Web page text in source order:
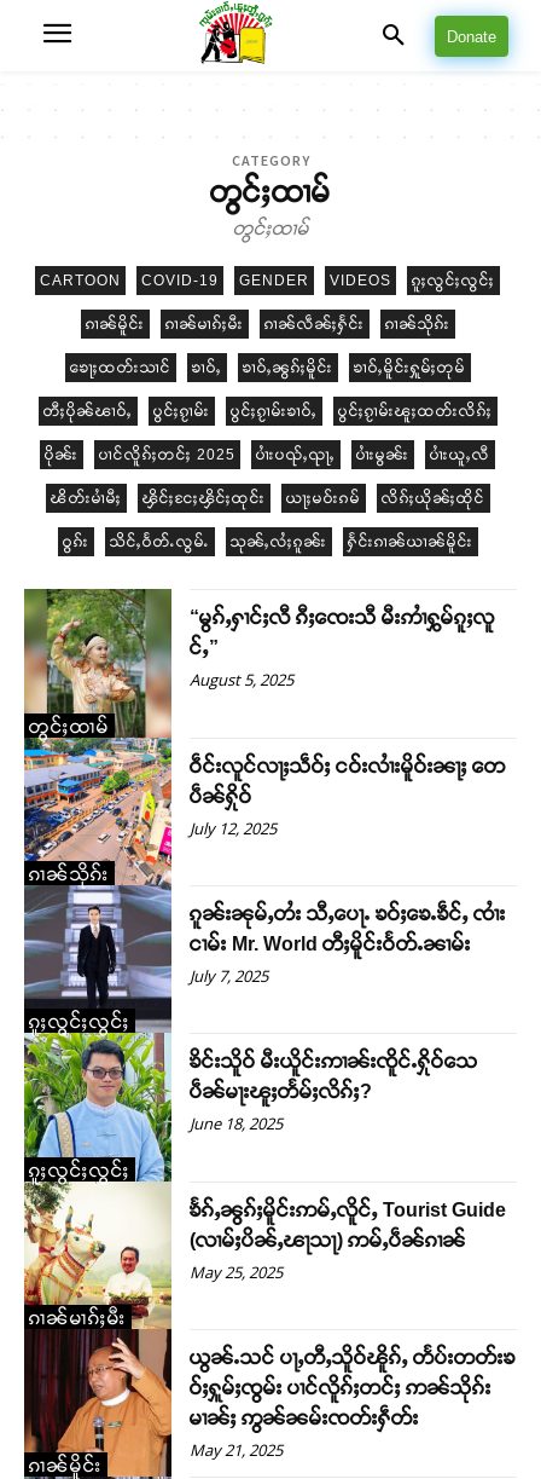
Donate
CATEGORY
တွင်ႈထၢမ်
တွင်ႈထၢမ်
CARTOON COVID-19 GENDER VIDEOS ၵူႈလွင်ႈလွင်ႈ
ၵၢၼ်မိူင်း ၵၢၼ်မၢၵ်ႈမီး ၵၢၼ်လဵၼ်ႈႁႅင်း ၵၢၼ်သိုၵ်း
ၶေႃႈထတ်းသၢင် ၶၢဝ်ႇ ၶၢဝ်ႇၼွၵ်ႈမိူင်း ၶၢဝ်ႇမိူင်းႁူမ်ႈတုမ်
တီႈပိုၼ်ၽၢဝ်ႇ ပွင်ႈၵႂၢမ်း ပွင်ႈၵႂၢမ်းၶၢဝ်ႇ ပွင်ႈၵႂၢမ်းၽူႈထတ်းလိၵ်ႈ
ပိုၼ်း ပၢင်လိူၵ်ႈတင်ႈ 2025 ပၢႆးပၺ်ႇၺႃႇ ပၢႆးမွၼ်း ပၢႆးယူႇလီ
ၽိတ်းမၢႆမီႈ ၾိင်ႈငႄႈၾိင်ႈထုင်း ယႃႈမဝ်းၵမ် လိၵ်ႈယိုၼ်ႈထိုင်
ဝွၵ်း သိင်ႇဝႅတ်ႉလွမ်ႉ သုၼ်ႇလႆႈၵူၼ်း ႁႅင်းၵၢၼ်ယၢၼ်မိူင်း
တွင်ႈထၢမ်
“မွၵ်ႇႁၢင်ႈလီ ၵီႈၸေးသီ မီးဢၢႆႁွမ်ၵူႈလူ
င်ႇ”
August 5, 2025
ၵၢၼ်သိုၵ်း
ဝဵင်းလူင်လႃႈသဵဝ်ႈ ငဝ်းလၢႆးမိူဝ်းၼႃႈ တေ
ပဵၼ်ႁိုဝ်
July 12, 2025
ၵူႈလွင်ႈလွင်ႈ
ၵူၼ်းၼုမ်ႇတႆး သီႇပေႃႉ ၶဝ်ႈၶေႉၶဵင်ႇ ၸၢႆး
ငၢမ်း Mr. World တီႈမိူင်းဝႅတ်ႉၼၢမ်း
July 7, 2025
ၵူႈလွင်ႈလွင်ႈ
ၶိင်းသိူဝ် မီးယိူင်းဢၢၼ်းၸိူင်ႉႁိုဝ်သေ
ပဵၼ်မႃးၽူႈတႅမ်ႈလိၵ်ႈ?
June 18, 2025
ၵၢၼ်မၢၵ်ႈမီး
ၶႅၵ်ႇၼွၵ်ႈမိူင်းဢမ်ႇလိူင်ႇ Tourist Guide
(လၢမ်ႈပိၼ်ႇၽႃသႃ) ဢမ်ႇပဵၼ်ၵၢၼ်
May 25, 2025
ၵၢၼ်မိူင်း
ယွၼ်ႉသင် ပႃႇတီႇသိူဝ်ၽိူၵ်ႇ တႅပ်းတတ်းၶ
ဝ်ႈႁူမ်ႈၸွမ်း ပၢင်လိူၵ်ႈတင်ႈ ဢၼ်သိုၵ်း
မၢၼ်ႈ ဢွၼ်ၼမ်းၸတ်းႁဵတ်း
May 21, 2025